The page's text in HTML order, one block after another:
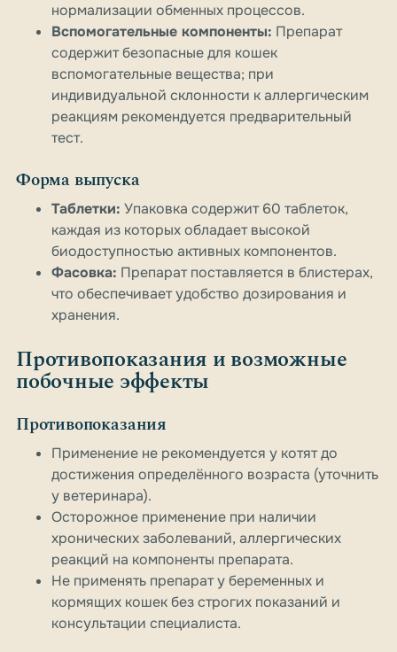
нормализации обменных процессов.
Вспомогательные компоненты: Препарат
содержит безопасные для кошек
вспомогательные вещества; при
индивидуальной склонности к аллергическим
реакциям рекомендуется предварительный
тест.
Форма выпуска
Таблетки: Упаковка содержит 60 таблеток,
каждая из которых обладает высокой
биодоступностью активных компонентов.
Фасовка: Препарат поставляется в блистерах,
что обеспечивает удобство дозирования и
хранения.
Противопоказания и возможные
побочные эффекты
Противопоказания
Применение не рекомендуется у котят до
достижения определённого возраста (уточнить
у ветеринара).
Осторожное применение при наличии
хронических заболеваний, аллергических
реакций на компоненты препарата.
Не применять препарат у беременных и
кормящих кошек без строгих показаний и
консультации специалиста.